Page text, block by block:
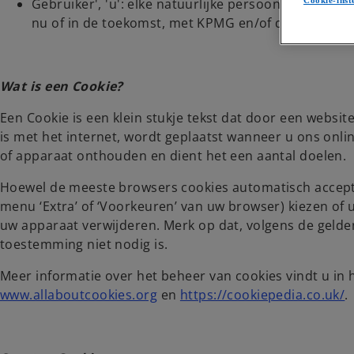
Gebruiker', 'u': elke natuurlijke persoon (B2C) of
nu of in de toekomst, met KPMG en/of die de
Wat is een Cookie?
Een Cookie is een klein stukje tekst dat door een
is met het internet, wordt geplaatst wanneer u ons
of apparaat onthouden en dient het een aantal doelen.
Hoewel de meeste browsers cookies automatisch
menu ‘Extra’ of ‘Voorkeuren’ van uw browser) kiezen
uw apparaat verwijderen. Merk op dat, volgens de
toestemming niet nodig is.
Meer informatie over het beheer van cookies vindt u in
www.allaboutcookies.orgoen https://cookiepedia.co.uk/o.